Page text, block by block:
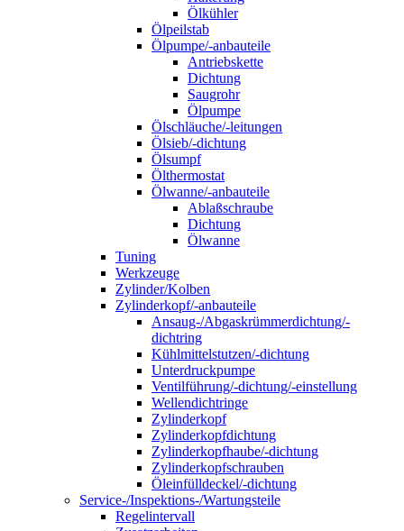
Ölkühler
Ölpeilstab
Ölpumpe/-anbauteile
Antriebskette
Dichtung
Saugrohr
Ölpumpe
Ölschläuche/-leitungen
Ölsieb/-dichtung
Ölsumpf
Ölthermostat
Ölwanne/-anbauteile
Ablaßschraube
Dichtung
Ölwanne
Tuning
Werkzeuge
Zylinder/Kolben
Zylinderkopf/-anbauteile
Ansaug-/Abgaskrümmerdichtung/-
dichtring
Kühlmittelstutzen/-dichtung
Unterdruckpumpe
Ventilführung/-dichtung/-einstellung
Wellendichtringe
Zylinderkopf
Zylinderkopfdichtung
Zylinderkopfhaube/-dichtung
Zylinderkopfschrauben
Öleinfülldeckel/-dichtung
Service-/Inspektions-/Wartungsteile
Regelintervall